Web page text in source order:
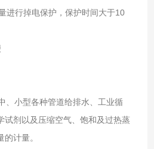
进行掉电保护，保护时间大于10
小型各种管道给排水、工业循
试剂以及压缩空气、饱和及过热蒸
计量。